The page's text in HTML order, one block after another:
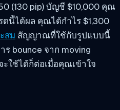
(130 pip) บัญชี $10,000 คุณ
ดนี้ได้ผล คุณได้กำไร $1,300
สม สัญญาณที่ใช้กับรูปแบบนี้
ร bounce จาก moving
ใช้ได้ก็ต่อเมื่อคุณเข้าใจ